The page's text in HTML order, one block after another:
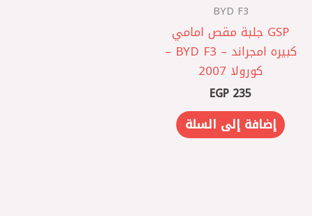
BYD F3
GSP جلبة مقص امامي
كبيره امجراند – BYD F3 –
كورولا 2007
EGP 235
إضافة إلى السلة